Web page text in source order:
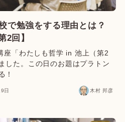
で勉強をする理由とは？
2回】
座「わたしも哲学 in 池上（第2
した。この日のお題はプラトン
！
日 木村 邦彦